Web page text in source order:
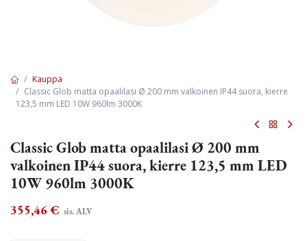
Kauppa
Classic Glob matta opaalilasi Ø 200 mm valkoinen IP44 suora, kierre
123,5 mm LED 10W 960lm 3000K
Classic Glob matta opaalilasi Ø 200 mm
valkoinen IP44 suora, kierre 123,5 mm LED
10W 960lm 3000K
355,46€ sis. ALV